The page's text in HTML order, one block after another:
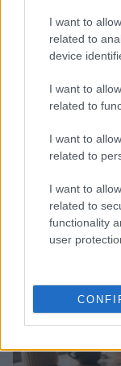
I want to
related to
device
I want to
related to
I want to
related to
I want to
related to
functionality
user
Sterling Point –
perché guardarla
Cristian Castiglioni · 7